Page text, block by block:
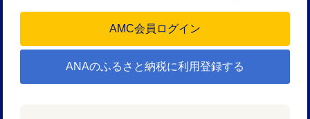
ANAのふるさと納税に利用登録する